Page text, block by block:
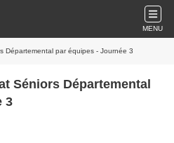
MENU
Départemental par équipes - Journée 3
Séniors Départemental
3